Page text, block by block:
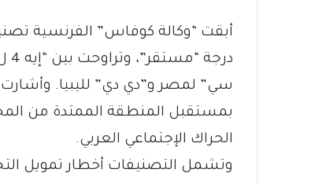
أبقت “وكالة كوفاس” الفرنسية
سي” لمصر و”دي دي” لليبيا. وأشارت
بمستقبل المنطقة الممتدة من
الحراك الإجتماعي العربي.
وتشمل التصنيفات أخطار تمويل